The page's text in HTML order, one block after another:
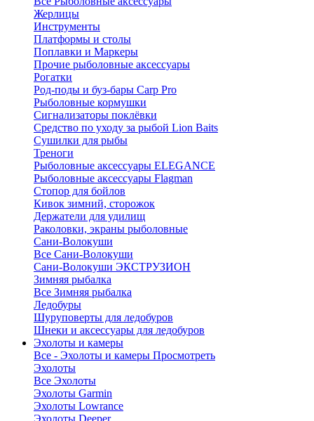
Жерлицы
Инструменты
Платформы и столы
Поплавки и Маркеры
Прочие рыболовные аксессуары
Рогатки
Род-поды и буз-бары Carp Pro
Рыболовные кормушки
Сигнализаторы поклёвки
Средство по уходу за рыбой Lion Baits
Сушилки для рыбы
Треноги
Рыболовные аксессуары ELEGANCE
Рыболовные аксессуары Flagman
Стопор для бойлов
Кивок зимний, сторожок
Держатели для удилищ
Раколовки, экраны рыболовные
Сани-Волокуши
Все Сани-Волокуши
Сани-Волокуши ЭКСТРУЗИОН
Зимняя рыбалка
Все Зимняя рыбалка
Ледобуры
Шуруповерты для ледобуров
Шнеки и аксессуары для ледобуров
Эхолоты и камеры
Все - Эхолоты и камеры Просмотреть
Эхолоты
Все Эхолоты
Эхолоты Garmin
Эхолоты Lowrance
Эхолоты Deeper